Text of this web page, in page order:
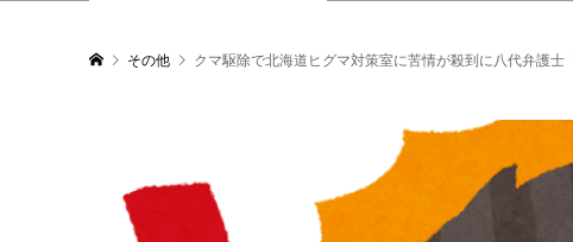
その他 クマ駆除で北海道ヒグマ対策室に苦情が殺到に八代弁護士